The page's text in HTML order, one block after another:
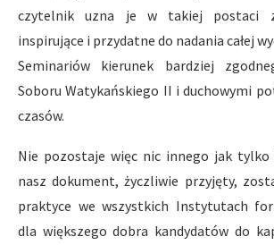
czytelnik uzna je w takiej postaci
inspirujące i przydatne do nadania całej
Seminariów kierunek bardziej
Soboru Watykańskiego II i duchowymi
czasów.
Nie pozostaje więc nic innego jak tylko
nasz dokument, życzliwie przyjęty,
praktyce we wszystkich Instytutach
dla większego dobra kandydatów do